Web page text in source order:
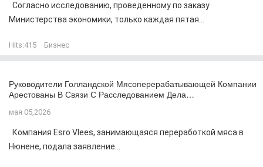
Согласно исследованию, проведенному по заказу
Министерства экономики, только каждая пятая...
Hits:415 Бизнес
Руководители Голландской Мясоперерабатывающей Компании
Арестованы В Связи С Расследованием Дела…
мая 05,2026
Компания Esro Vlees, занимающаяся переработкой мяса в
Нюнене, подала заявление...